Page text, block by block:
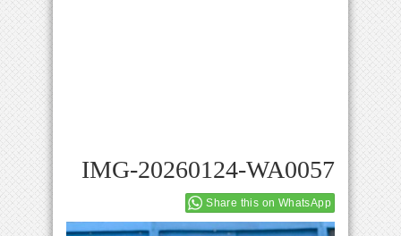
IMG-20260124-WA0057
Share this on WhatsApp